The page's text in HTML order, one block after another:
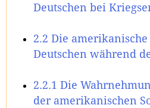
Deutschen bei
2.2 Die
Deutschen während
2.2.1 Die
der amerikanischen